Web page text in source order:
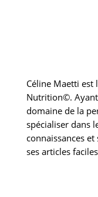
Céline Maetti est
Nutrition©.
domaine de la
spécialiser dans
connaissances
ses articles